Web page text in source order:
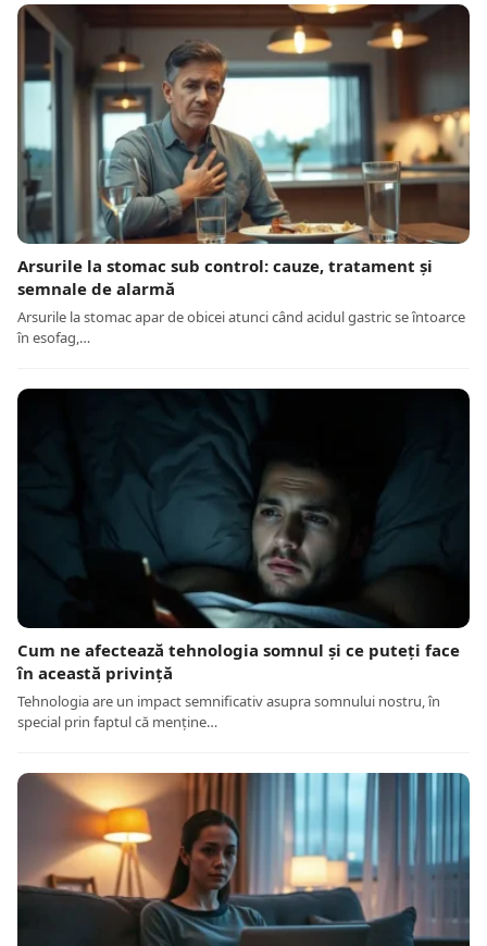
Arsurile la stomac sub control: cauze, tratament și
semnale de alarmă
Arsurile la stomac apar de obicei atunci când acidul gastric se întoarce
în esofag,…
Cum ne afectează tehnologia somnul și ce puteți face
în această privință
Tehnologia are un impact semnificativ asupra somnului nostru, în
special prin faptul că menține…